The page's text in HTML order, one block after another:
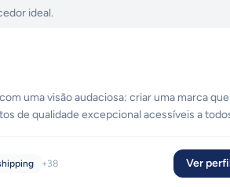
ideal.
uma visão audaciosa: criar uma marca que
de qualidade excepcional acessíveis a
com a inovação permitiu que a Tróia Hair
para o conforto do lar.A Tróia Hair logo
+38 Ver